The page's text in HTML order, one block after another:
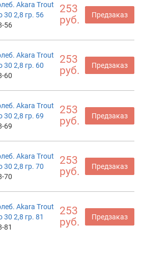
Akara Trout
30 2,8 гр. 56
56
253
руб.
Предзаказ
Akara Trout
30 2,8 гр. 60
60
253
руб.
Предзаказ
Akara Trout
30 2,8 гр. 69
69
253
руб.
Предзаказ
Akara Trout
30 2,8 гр. 70
70
253
руб.
Предзаказ
Akara Trout
30 2,8 гр. 81
81
253
руб.
Предзаказ